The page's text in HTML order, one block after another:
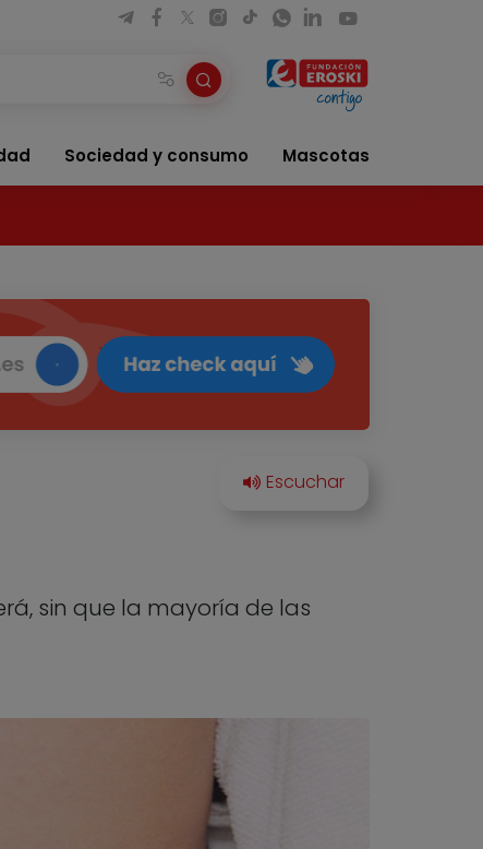
Sociedad y consumo Mascotas
sin que la mayoría de las